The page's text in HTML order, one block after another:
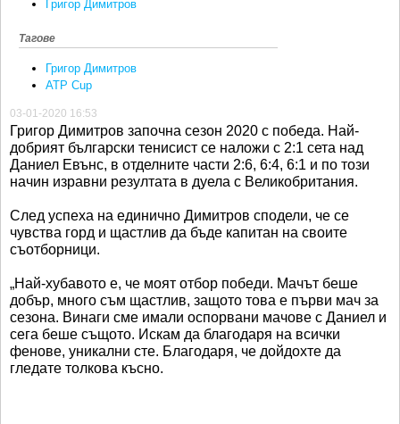
Григор Димитров
Тагове
Григор Димитров
ATP Cup
03-01-2020 16:53
Григор Димитров започна сезон 2020 с победа. Най-
добрият български тенисист се наложи с 2:1 сета над
Даниел Евънс, в отделните части 2:6, 6:4, 6:1 и по този
начин изравни резултата в дуела с Великобритания.
След успеха на единично Димитров сподели, че се
чувства горд и щастлив да бъде капитан на своите
съотборници.
„Най-хубавото е, че моят отбор победи. Мачът беше
добър, много съм щастлив, защото това е първи мач за
сезона. Винаги сме имали оспорвани мачове с Даниел и
сега беше същото. Искам да благодаря на всички
фенове, уникални сте. Благодаря, че дойдохте да
гледате толкова късно.